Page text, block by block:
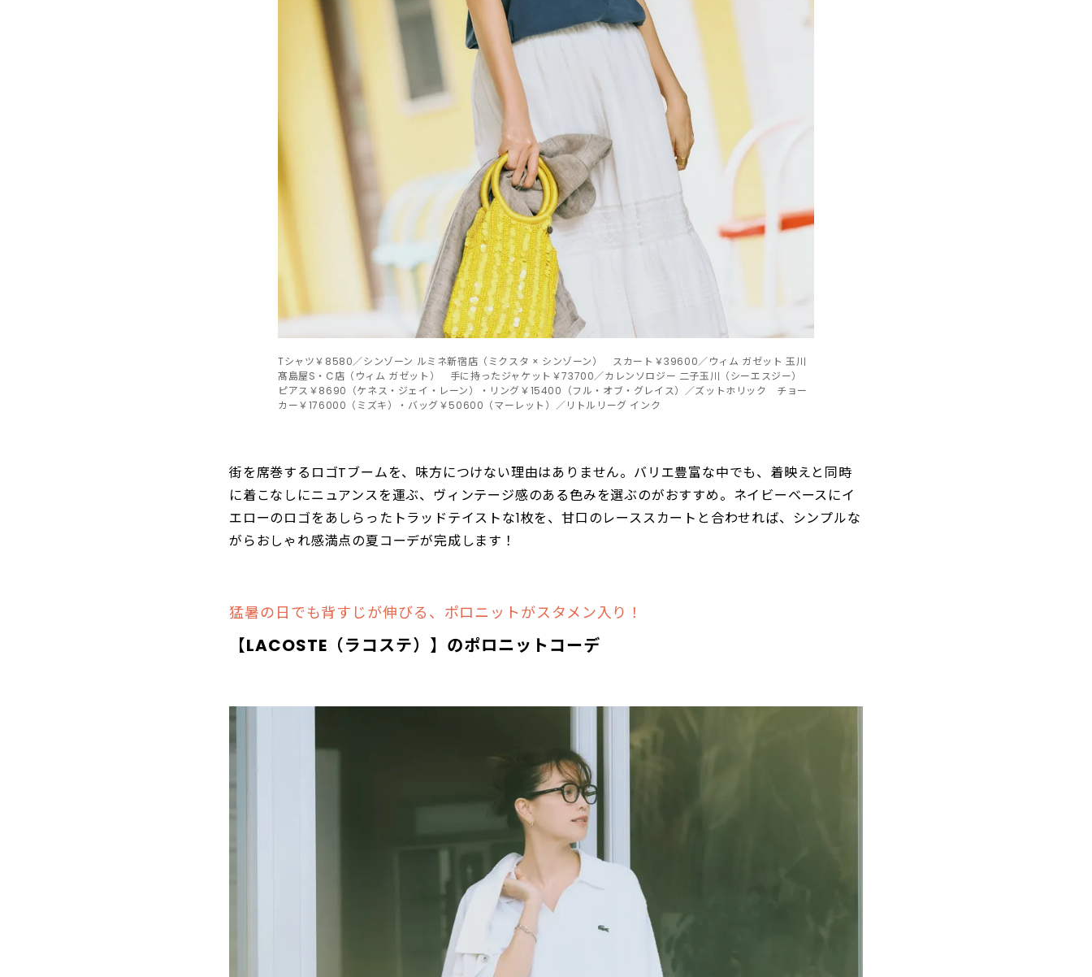
Tシャツ￥8580／シンゾーン ルミネ新宿店（ミクスタ × シンゾーン） スカート￥39600／ウィム ガゼット 玉川
髙島屋S・C店（ウィム ガゼット） 手に持ったジャケット￥73700／カレンソロジー 二子玉川（シーエスジー）
ピアス￥8690（ケネス・ジェイ・レーン）・リング￥15400（フル・オブ・グレイス）／ズットホリック チョー
カー￥176000（ミズキ）・バッグ￥50600（マーレット）／リトルリーグ インク
街を席巻するロゴTブームを、味方につけない理由はありません。バリエ豊富な中でも、着映えと同時
に着こなしにニュアンスを運ぶ、ヴィンテージ感のある色みを選ぶのがおすすめ。ネイビーベースにイ
エローのロゴをあしらったトラッドテイストな1枚を、甘口のレーススカートと合わせれば、シンプルな
がらおしゃれ感満点の夏コーデが完成します！
猛暑の日でも背すじが伸びる、ポロニットがスタメン入り！
【LACOSTE （ラコステ）】のポロニットコーデ